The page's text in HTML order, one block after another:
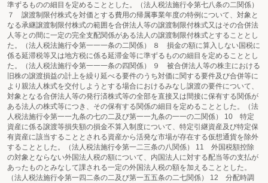
準ずるものの細目を定めることとした。（法人税法施行令第七八条の二関係）
７ 譲渡制限付株式を対価とする費用の帰属事業年度の特例について、対象と
なる承継譲渡制限付株式の範囲を合併法人等の譲渡制限付株式又はその合併法
人等との間に一定の完全支配関係がある法人の譲渡制限付株式とすることとし
た。（法人税法施行令第一一一条の二関係） ８ 損金の額に算入しない国税に
係る延滞税等又は地方税に係る延滞金等に準ずるものの細目を定めることとし
た。（法人税法施行令第一一一条の四関係） ９ 被合併法人等の株主における
旧株の譲渡損益の計上を繰り延べる要件のうち対価に関する要件及び合併等に
より親法人株式を交付しようとする場合におけるみなし譲渡の要件について、
対象となる合併法人等の発行済株式等の全部を直接又は間接に保有する関係が
ある法人の株式等につき、その保有する関係の細目を定めることとした。（法
人税法施行令第一一九条の七の二及び第一一九条の一一の二関係） 10 特定
資産に係る譲渡等損失額の損金不算入制度について、特定引継資産及び特定保
有資産に該当することとされる資産から活発な市場が存在する仮想通貨を除外
することとした。（法人税法施行令第一二三条の八関係） 11 外国税額控除
の対象とならない外国法人税の額について、内国法人に対する配当等の支払が
あったものとみなして課される一定の外国法人税の額を加えることとした。
（法人税法施行令第一四二条の二及び第一五五条の二七関係） 12 分配時調